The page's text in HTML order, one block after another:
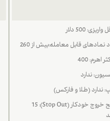
500 دلار
نمادهای قابل معامله:بیش از 260
اهرم: 400
ندارد
ندارد (طلا و فارکس)
سطح خروج خودکار (Stop Out): 15